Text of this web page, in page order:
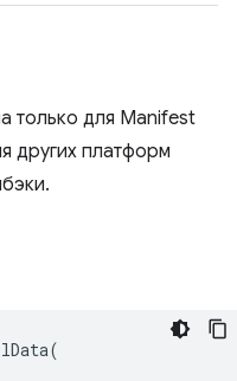
только для Manifest
других платформ
(